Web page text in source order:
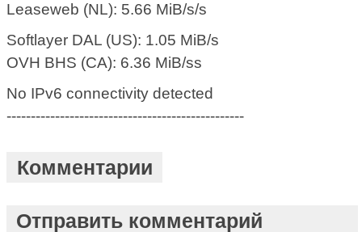
Leaseweb (NL): 5.66 MiB/s/s
Softlayer DAL (US): 1.05 MiB/s
OVH BHS (CA): 6.36 MiB/ss
No IPv6 connectivity detected
-------------------------------------------------
Комментарии
Отправить комментарий